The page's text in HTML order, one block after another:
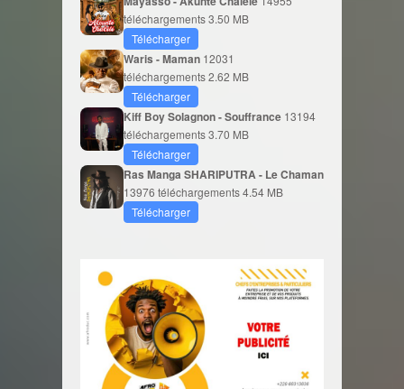
téléchargements3.50 MB
Télécharger
Waris - Maman 12031
téléchargements2.62 MB
Télécharger
Kiff Boy Solagnon - Souffrance 13194
téléchargements3.70 MB
Télécharger
Ras Manga SHARIPUTRA - Le Chaman
13976 téléchargements4.54 MB
Télécharger